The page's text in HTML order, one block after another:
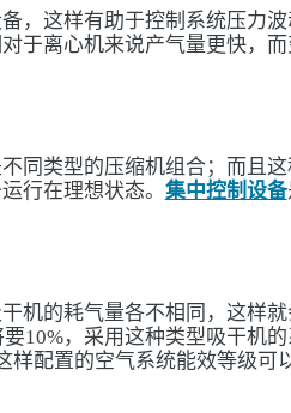
，这样有助于控制系统压力
于离心机来说产气量更快，
同类型的压缩机组合；而且
行在理想状态。 集中控制设备
机的耗气量各不相同，这样
10%，采用这种类型吸干机
配置的空气系统能效等级可